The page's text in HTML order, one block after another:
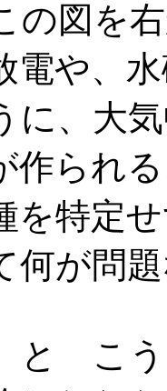
の図を
電や、
に、大
作られ
を特定
何が問
と こ